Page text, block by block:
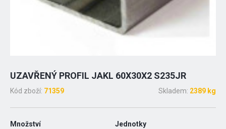
UZAVŘENÝ PROFIL JAKL 60X30X2 S235JR
Kód zboží: 71359 Skladem: 2389 kg
Množství Jednotky